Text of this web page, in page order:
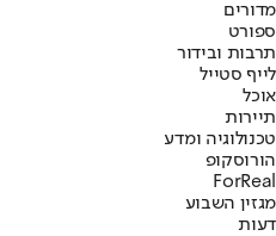
מדורים
ספורט
תרבות ובידור
לייף סטייל
אוכל
תיירות
טכנולוגיה ומדע
הורוסקופ
ForReal
מגזין השבוע
דעות